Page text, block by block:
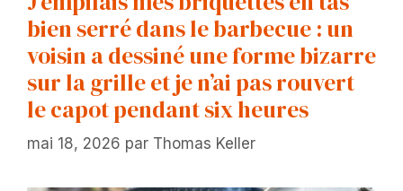
bien serré dans le barbecue : un
voisin a dessiné une forme bizarre
sur la grille et je n’ai pas rouvert
le capot pendant six heures
mai 18, 2026 par Thomas Keller